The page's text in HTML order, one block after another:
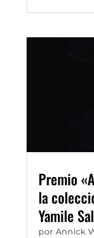
Premio
la
Yamile
por Annick